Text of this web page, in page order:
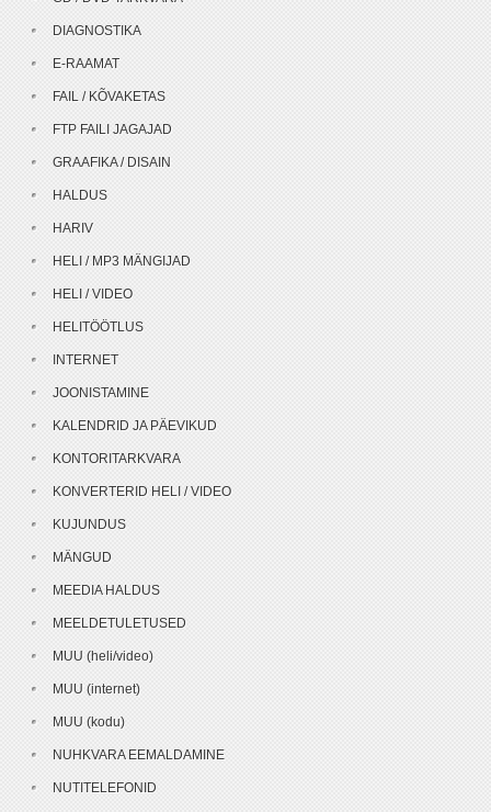
DIAGNOSTIKA
E-RAAMAT
FAIL / KÕVAKETAS
FTP FAILI JAGAJAD
GRAAFIKA / DISAIN
HALDUS
HARIV
HELI / MP3 MÄNGIJAD
HELI / VIDEO
HELITÖÖTLUS
INTERNET
JOONISTAMINE
KALENDRID JA PÄEVIKUD
KONTORITARKVARA
KONVERTERID HELI / VIDEO
KUJUNDUS
MÄNGUD
MEEDIA HALDUS
MEELDETULETUSED
MUU (heli/video)
MUU (internet)
MUU (kodu)
NUHKVARA EEMALDAMINE
NUTITELEFONID